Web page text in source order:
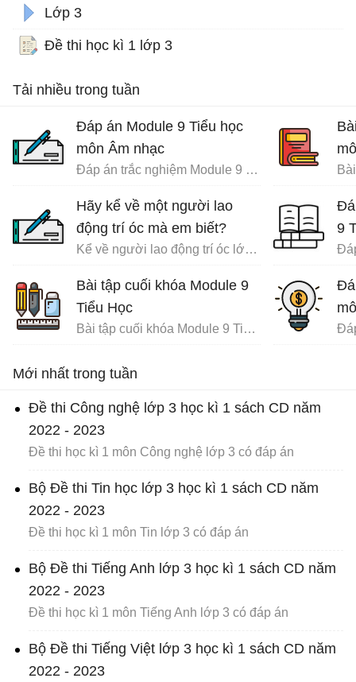
Lớp 3
Đề thi học kì 1 lớp 3
Tải nhiều trong tuần
Đáp án Module 9 Tiểu học
môn Âm nhạc
Đáp án trắc nghiệm Module 9 Tiểu học
Hãy kể về một người lao
động trí óc mà em biết?
Kể về người lao động trí óc lớp 3
Bài tập cuối khóa Module 9
Tiểu Học
Bài tập cuối khóa Module 9 Tiểu Học đầy đủ
9
Mới nhất trong tuần
Đề thi Công nghệ lớp 3 học kì 1 sách CD năm
2022 - 2023
Đề thi học kì 1 môn Công nghệ lớp 3 có đáp án
Bộ Đề thi Tin học lớp 3 học kì 1 sách CD năm
2022 - 2023
Đề thi học kì 1 môn Tin lớp 3 có đáp án
Bộ Đề thi Tiếng Anh lớp 3 học kì 1 sách CD năm
2022 - 2023
Đề thi học kì 1 môn Tiếng Anh lớp 3 có đáp án
Bộ Đề thi Tiếng Việt lớp 3 học kì 1 sách CD năm
2022 - 2023